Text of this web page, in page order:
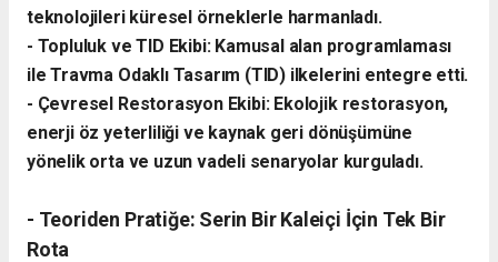
teknolojileri küresel örneklerle harmanladı.
​- Topluluk ve TID Ekibi: Kamusal alan programlaması
ile Travma Odaklı Tasarım (TID) ilkelerini entegre etti.
- ​Çevresel Restorasyon Ekibi: Ekolojik restorasyon,
enerji öz yeterliliği ve kaynak geri dönüşümüne
yönelik orta ve uzun vadeli senaryolar kurguladı.
- ​Teoriden Pratiğe: Serin Bir Kaleiçi İçin Tek Bir
Rota